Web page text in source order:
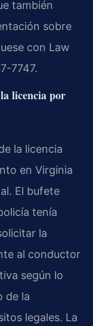
también
sobre
con Law
7747.
licencia por
la licencia
en Virginia
El bufete
tenía
la
al conductor
según lo
de la
legales. La